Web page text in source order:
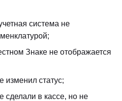
система не
Знаке не отображается
изменил статус;
сделали в кассе, но не